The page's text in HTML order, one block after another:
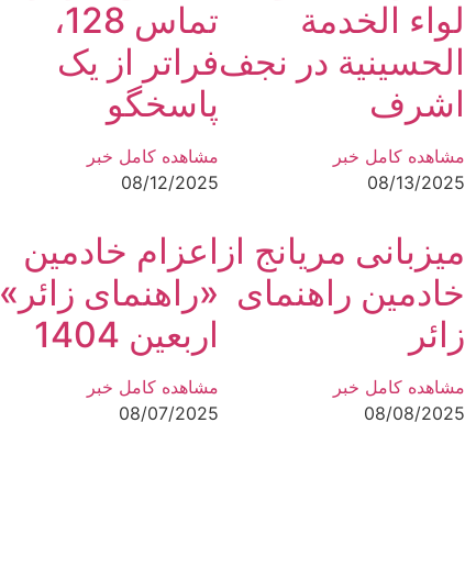
لواء الخدمة
الحسينية در نجف
اشرف
مشاهده کامل خبر
08/13/2025
تماس 128،
فراتر از یک
پاسخگو
مشاهده کامل خبر
08/12/2025
میزبانی مریانج از
خادمین راهنمای
زائر
مشاهده کامل خبر
08/08/2025
اعزام خادمین
«راهنمای زائر»
اربعین 1404
مشاهده کامل خبر
08/07/2025